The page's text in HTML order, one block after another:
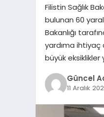
Filistin Sağlık
bulunan 60
Bakanlığı
yardıma ihtiyaç
büyük eksiklikler
Güncel
11 Aralık